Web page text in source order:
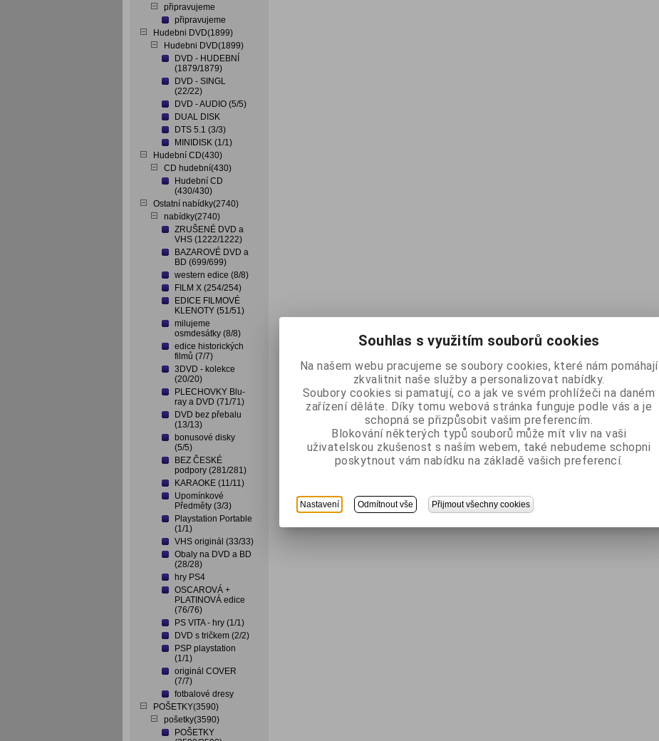
připravujeme
připravujeme
Hudebni DVD(1899)
Hudebni DVD(1899)
DVD - HUDEBNÍ
(1879/1879)
DVD - SINGL
(22/22)
DVD - AUDIO (5/5)
DUAL DISK
DTS 5.1 (3/3)
MINIDISK (1/1)
Hudební CD(430)
CD hudební(430)
Hudební CD
(430/430)
Ostatní nabídky(2740)
nabídky(2740)
ZRUŠENÉ DVD a
VHS (1222/1222)
BAZAROVÉ DVD a
BD (699/699)
western edice (8/8)
FILM X (254/254)
EDICE FILMOVÉ
KLENOTY (51/51)
milujeme
osmdesátky (8/8)
edice historických
filmů (7/7)
3DVD - kolekce
(20/20)
PLECHOVKY Blu-
ray a DVD (71/71)
DVD bez přebalu
(13/13)
bonusové disky
(5/5)
BEZ ČESKÉ
podpory (281/281)
KARAOKE (11/11)
Upomínkové
Předměty (3/3)
Playstation Portable
(1/1)
VHS originál (33/33)
Obaly na DVD a BD
(28/28)
hry PS4
OSCAROVÁ +
PLATINOVÁ edice
(76/76)
PS VITA - hry (1/1)
DVD s tričkem (2/2)
PSP playstation
(1/1)
originál COVER
(7/7)
fotbalové dresy
POŠETKY(3590)
pošetky(3590)
POŠETKY
Souhlas s využitím souborů cookies
Na našem webu pracujeme se soubory cookies, které nám pomáhají
zkvalitnit naše služby a personalizovat nabídky.
Soubory cookies si pamatují, co a jak ve svém prohlížeči na daném
zařízení děláte. Díky tomu webová stránka funguje podle vás a je
schopná se přizpůsobit vašim preferencím.
Blokování některých typů souborů může mít vliv na vaši
uživatelskou zkušenost s naším webem, také nebudeme schopni
poskytnout vám nabídku na základě vašich preferencí.
Nastavení Odmítnout vše Přijmout všechny cookies